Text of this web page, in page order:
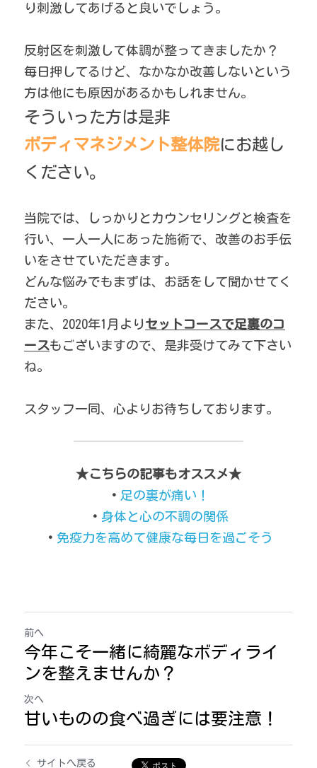
り刺激してあげると良いでしょう。
反射区を刺激して体調が整ってきましたか？
毎日押してるけど、なかなか改善しないという
方は他にも原因があるかもしれません。
そういった方は是非
ボディマネジメント整体院にお越し
ください。
当院では、しっかりとカウンセリングと検査を
行い、一人一人にあった施術で、改善のお手伝
いをさせていただきます。
どんな悩みでもまずは、お話をして聞かせてく
ださい。
また、2020年1月より セットコースで足裏のコ
ースもございますので、是非受けてみて下さい
ね。
スタッフ一同、心よりお待ちしております。
★こちらの記事もオススメ★
・ 足の裏が痛い！
・ 身体と心の不調の関係
・ 免疫力を高めて健康な毎日を過ごそう
前へ
今年こそ一緒に綺麗なボディライ
ンを整えませんか？
次へ
甘いものの食べ過ぎには要注意！
サイトへ戻る